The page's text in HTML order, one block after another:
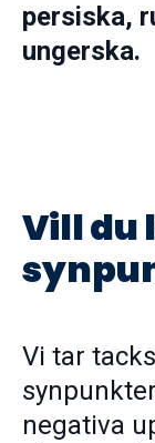
persiska,
ungerska.
Vill du
Vi tar
negativa